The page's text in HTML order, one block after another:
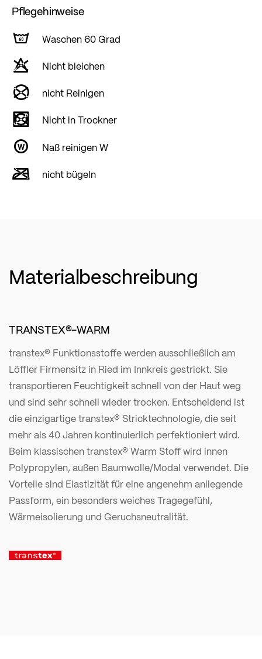
Pflegehinweise
Waschen 60 Grad
Nicht bleichen
nicht Reinigen
Nicht in Trockner
Naß reinigen W
nicht bügeln
Materialbeschreibung
TRANSTEX®-WARM
transtex® Funktionsstoffe werden ausschließlich am
Löffler Firmensitz in Ried im Innkreis gestrickt. Sie
transportieren Feuchtigkeit schnell von der Haut weg
und sind sehr schnell wieder trocken. Entscheidend ist
die einzigartige transtex® Stricktechnologie, die seit
mehr als 40 Jahren kontinuierlich perfektioniert wird.
Beim klassischen transtex® Warm Stoff wird innen
Polypropylen, außen Baumwolle/Modal verwendet. Die
Vorteile sind Elastizität für eine angenehm anliegende
Passform, ein besonders weiches Tragegefühl,
Wärmeisolierung und Geruchsneutralität.